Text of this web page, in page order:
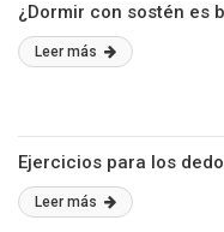
¿Dormir con sostén es
Leer más
Ejercicios para los
Leer más